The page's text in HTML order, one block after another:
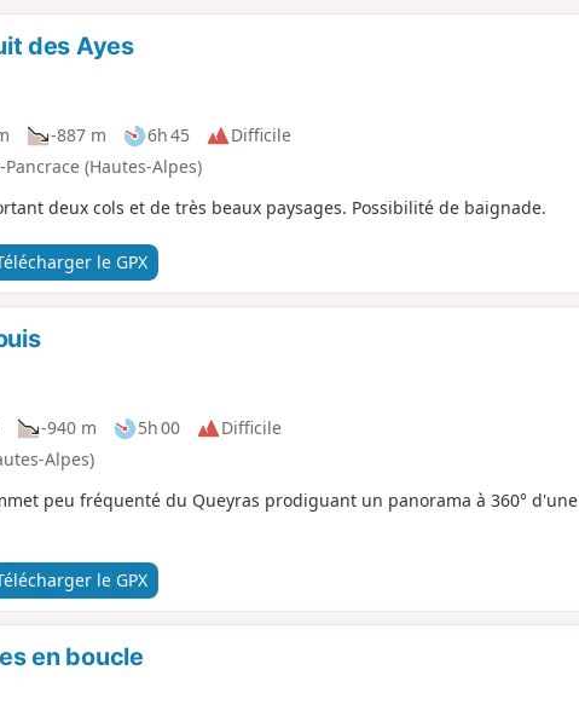
des Ayes
-887 m 6h 45
Difficile
(Hautes-Alpes)
deux cols et de très beaux paysages. Possibilité de baignade.
le GPX
-940 m 5h 00
Difficile
Alpes)
peu fréquenté du Queyras prodiguant un panorama à 360° d'une
le GPX
en boucle